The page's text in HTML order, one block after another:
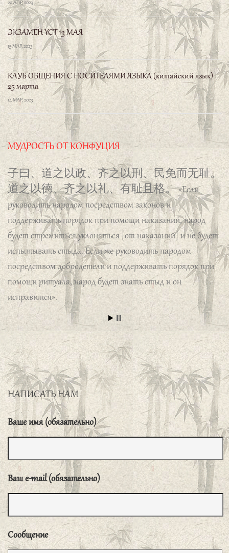
ЭКЗАМЕН YCT 13 МАЯ
15 МАР, 2023
КЛУБ ОБЩЕНИЯ С НОСИТЕЛЯМИ ЯЗЫКА (китайский язык)
25 марта
14 МАР, 2023
МУДРОСТЬ ОТ КОНФУЦИЯ
子曰、德之不菄, 学之不讲、闻义不能徒、
不善不能改、是吾忧也。 «Когда мораль не
совершенствуют, изученное не повторяют, услышав о
принципах долга, не в состоянии им следовать, не могут
исправлять недобрые поступки, я скорблю».
子曰、道之以政、齐之以刑、民免而无耻。
道之以德、齐之以礼、有耻且格。«Если
руководить народом посредством законов и
поддерживать порядок при помощи наказаний, народ
будет стремиться уклоняться [от наказаний] и не будет
испытывать стыда. Если же руководить пародом
посредством добродетели и поддерживать порядок при
помощи ритуала, народ будет знать стыд и он
исправится».
季康子问使民敬忠以勤、如之何。子曰、临
之以庄、则敬、孝慈、则忠、举善而教不
能、则勤。
Цзи Кан-цзы спросил: «Как сделать народ
почтительным, преданным и старательным?» Учитель
ответил: «Если вы будете в общении с народом строги,
то народ будет почтителен. Если вы проявите
сыновнюю почтительность к своим родителям и будете
милостивы [к народу], то народ будет предан. Если вы
будете выдвигать добродетельных людей и наставлять
тех, кто не может быть добродетельным, то народ
子曰、君子周而不比、小人比而不周。
«Благородный муж ко всем относится одинаково, он не
пристрастие и не относится ко всем одинаково».
子曰、君子无所争、必也射乎、揖让而升、
下而饮、其争也君子。«Благородный муж не
НАПИСАТЬ НАМ
Ваше имя (обязательно)
Ваш e-mail (обязательно)
Сообщение